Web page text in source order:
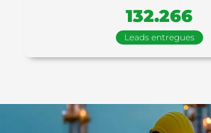
132.266
Leads entregues